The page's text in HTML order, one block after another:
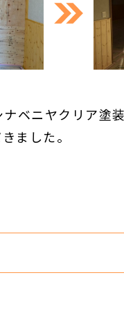
ベニヤクリア塗
ました。